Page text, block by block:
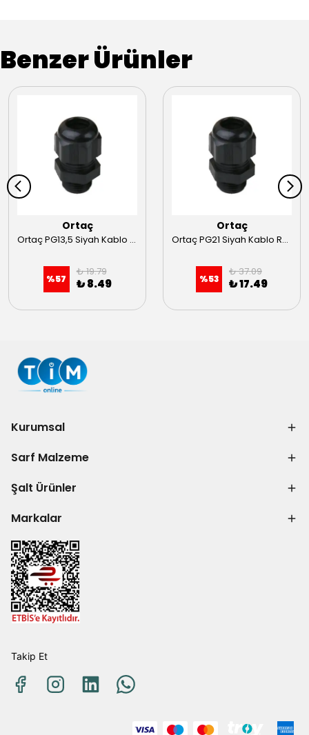
Benzer Ürünler
Ortaç
Ortaç PG13,5 Siyah Kablo Rakoru
%57
₺ 19.79
₺ 8.49
Ortaç
Ortaç PG21 Siyah Kablo Rakoru
%53
₺ 37.09
₺ 17.49
Kurumsal
Sarf Malzeme
Şalt Ürünler
Markalar
Takip Et